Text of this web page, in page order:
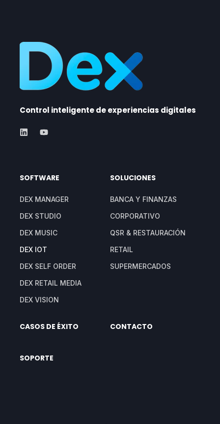
Control inteligente de experiencias digitales
SOFTWARE
DEX MANAGER
DEX STUDIO
DEX MUSIC
DEX IOT
DEX SELF ORDER
DEX RETAIL MEDIA
DEX VISION
SOLUCIONES
BANCA Y FINANZAS
CORPORATIVO
QSR & RESTAURACIÓN
RETAIL
SUPERMERCADOS
CASOS DE ÉXITO CONTACTO
SOPORTE